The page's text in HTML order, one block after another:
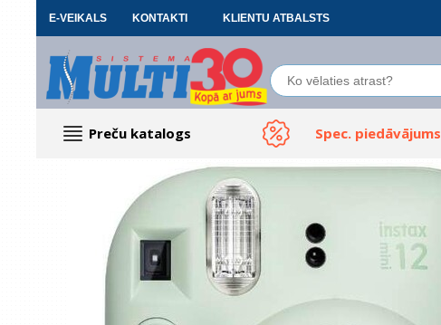
E-VEIKALS KONTAKTI KLIENTU ATBALSTS
Preču katalogs Spec. piedāvājums
Datoru piederumi
Renewd tehnika, Outlet